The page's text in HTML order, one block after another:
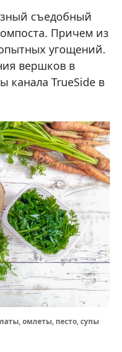
съедобный
Причем из
угощений.
вершков в
канала TrueSide в
омлеты, песто, супы